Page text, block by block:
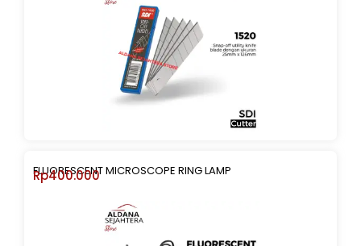
FLUORESCENT MICROSCOPE RING LAMP
Rp400.000